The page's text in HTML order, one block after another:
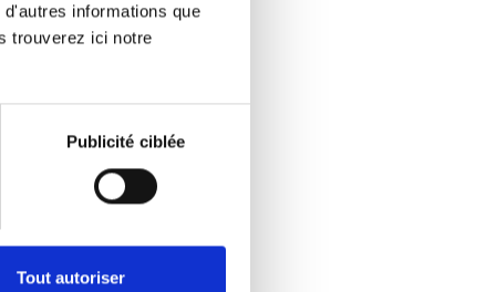
informations que
trouverez ici notre
Publicité ciblée
Tout autoriser
+16,76%
+24,7%